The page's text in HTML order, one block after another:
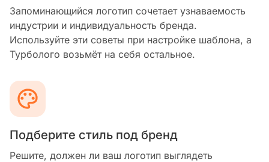
Запоминающийся логотип сочетает узнаваемость
индустрии и индивидуальность бренда.
Используйте эти советы при настройке шаблона, а
Турболого возьмёт на себя остальное.
Подберите стиль под бренд
Решите, должен ли ваш логотип выглядеть